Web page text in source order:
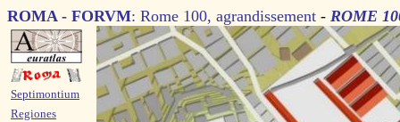
ROMA - FORVM: Rome 100, agrandissement - ROME
Septimontium
Regiones